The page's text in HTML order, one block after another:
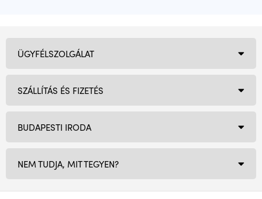
BUDAPESTI IRODA
NEM TUDJA, MIT TEGYEN?
ÜGYFÉLSZOLGÁLAT
SZÁLLÍTÁS ÉS FIZETÉS